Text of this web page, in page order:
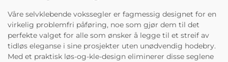
Våre selvklebende vokssegler er fagmessig designet for en
virkelig problemfri påføring, noe som gjør dem til det
perfekte valget for alle som ønsker å legge til et streif av
tidløs eleganse i sine prosjekter uten unødvendig hodebry.
Med et praktisk løs-og-kle-design eliminerer disse seglene